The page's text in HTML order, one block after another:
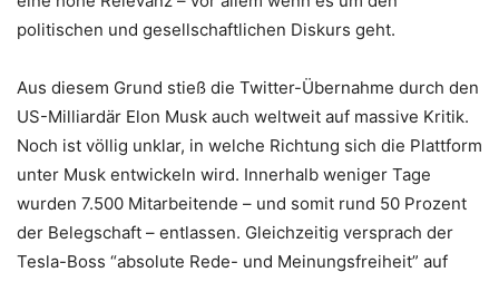
politischen und gesellschaftlichen Diskurs geht.
Aus diesem Grund stieß die Twitter-Übernahme durch den
US-Milliardär Elon Musk auch weltweit auf massive Kritik.
Noch ist völlig unklar, in welche Richtung sich die Plattform
unter Musk entwickeln wird. Innerhalb weniger Tage
wurden 7.500 Mitarbeitende – und somit rund 50 Prozent
der Belegschaft – entlassen. Gleichzeitig versprach der
Tesla-Boss “absolute Rede- und Meinungsfreiheit” auf